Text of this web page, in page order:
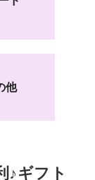
他
♪ギフト